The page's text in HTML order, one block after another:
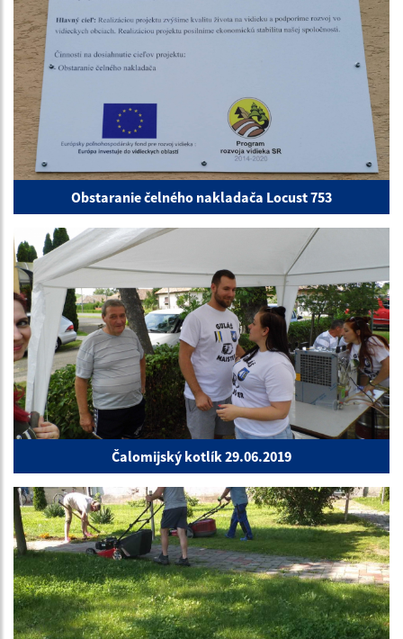
Obstaranie čelného nakladača Locust 753
Čalomijský kotlík 29.06.2019